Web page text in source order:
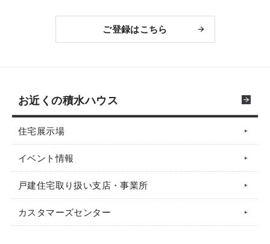
ご登録はこちら
お近くの積水ハウス
住宅展示場
イベント情報
戸建住宅取り扱い支店・事業所
カスタマーズセンター